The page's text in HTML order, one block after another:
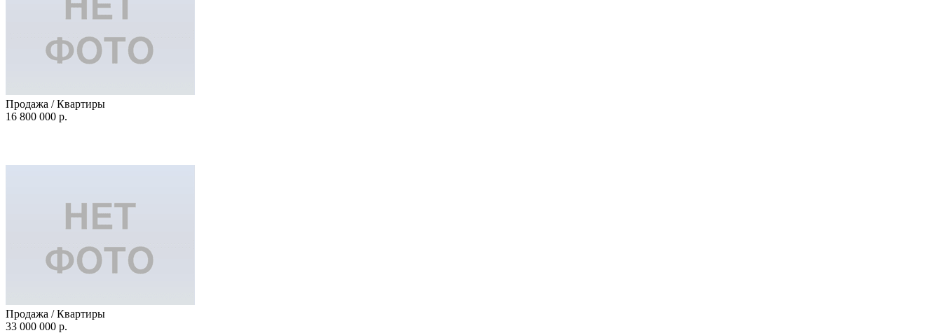
Продажа / Квартиры
16 800 000 р.
Продажа / Квартиры
33 000 000 р.